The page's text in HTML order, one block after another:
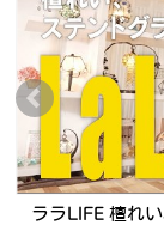
サタプラ🈑試し